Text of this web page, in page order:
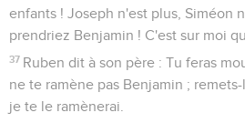
enfants ! Joseph n'est plus, Siméon
prendriez Benjamin ! C'est sur moi
37 Ruben dit à son père : Tu feras
ne te ramène pas Benjamin ;
je te le ramènerai.